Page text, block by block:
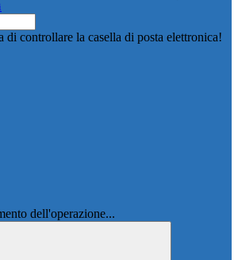
di controllare la casella di posta elettronica!
dell'operazione...